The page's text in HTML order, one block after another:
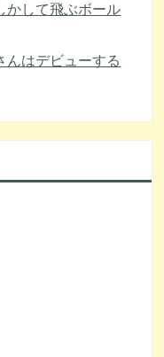
かして飛ぶボール
んはデビューする